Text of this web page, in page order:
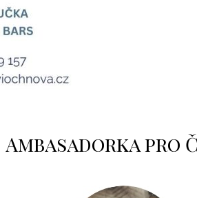
Ambasadorka pro